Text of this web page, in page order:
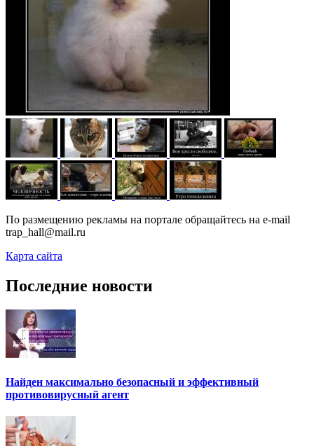
По размещению рекламы на портале обращайтесь на e-mail
trap_hall@mail.ru
Карта сайта
Последние новости
Найден максимально безопасный и эффективный
противовирусный агент